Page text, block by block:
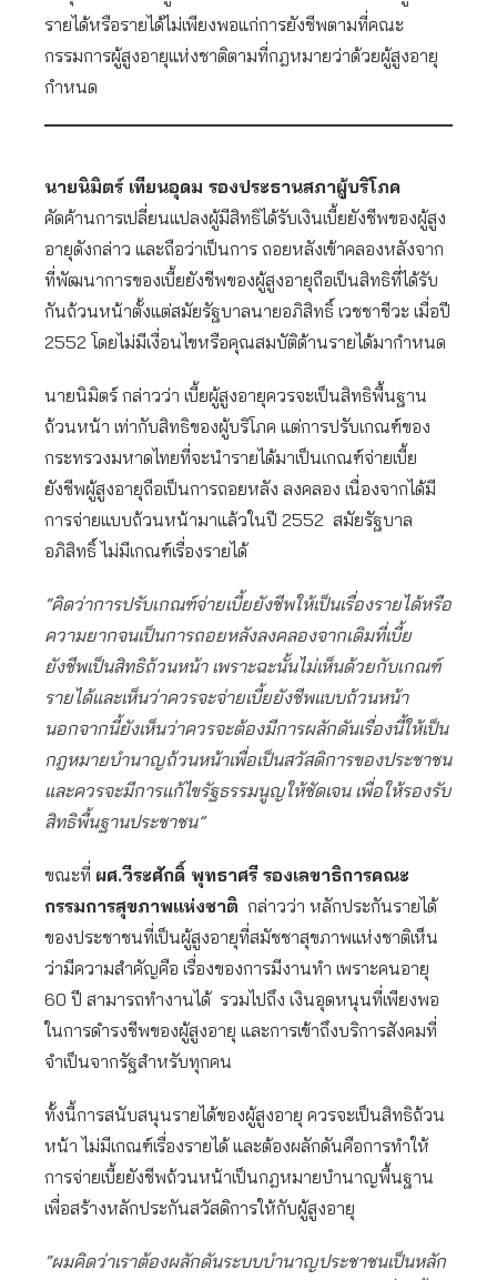
รายได้หรือรายได้ไม่เพียงพอแก่การยังชีพตามที่คณะ
กรรมการผู้สูงอายุแห่งชาติตามที่กฎหมายว่าด้วยผู้สูงอายุ
กำหนด
นายนิมิตร์ เทียนอุดม รองประธานสภาผู้บริโภค
คัดค้านการเปลี่ยนแปลงผู้มีสิทธิได้รับเงินเบี้ยยังชีพของผู้สูง
อายุดังกล่าว และถือว่าเป็นการ ถอยหลังเข้าคลองหลังจาก
ที่พัฒนาการของเบี้ยยังชีพของผู้สูงอายุถือเป็นสิทธิที่ได้รับ
กันถ้วนหน้าตั้งแต่สมัยรัฐบาลนายอภิสิทธิ์ เวชชาชีวะ เมื่อปี
2552 โดยไม่มีเงื่อนไขหรือคุณสมบัติด้านรายได้มากำหนด
นายนิมิตร์ กล่าวว่า เบี้ยผู้สูงอายุควรจะเป็นสิทธิพื้นฐาน
ถ้วนหน้า เท่ากับสิทธิของผู้บริโภค แต่การปรับเกณฑ์ของ
กระทรวงมหาดไทยที่จะนำรายได้มาเป็นเกณฑ์จ่ายเบี้ย
ยังชีพผู้สูงอายุถือเป็นการถอยหลัง ลงคลอง เนื่องจากได้มี
การจ่ายแบบถ้วนหน้ามาแล้วในปี 2552 สมัยรัฐบาล
อภิสิทธิ์ ไม่มีเกณฑ์เรื่องรายได้
“คิดว่าการปรับเกณฑ์จ่ายเบี้ยยังชีพให้เป็นเรื่องรายได้หรือ
ความยากจนเป็นการถอยหลังลงคลองจากเดิมที่เบี้ย
ยังชีพเป็นสิทธิถ้วนหน้า เพราะฉะนั้นไม่เห็นด้วยกับเกณฑ์
รายได้และเห็นว่าควรจะจ่ายเบี้ยยังชีพแบบถ้วนหน้า
นอกจากนี้ยังเห็นว่าควรจะต้องมีการผลักดันเรื่องนี้ให้เป็น
กฎหมายบำนาญถ้วนหน้าเพื่อเป็นสวัสดิการของประชาชน
และควรจะมีการแก้ไขรัฐธรรมนูญให้ชัดเจน เพื่อให้รองรับ
สิทธิพื้นฐานประชาชน”
ขณะที่ ผศ.วีระศักดิ์ พุทธาศรี รองเลขาธิการคณะ
กรรมการสุขภาพแห่งชาติ กล่าวว่า หลักประกันรายได้
ของประชาชนที่เป็นผู้สูงอายุที่สมัชชาสุขภาพแห่งชาติเห็น
ว่ามีความสำคัญคือ เรื่องของการมีงานทำ เพราะคนอายุ
60 ปี สามารถทำงานได้ รวมไปถึง เงินอุดหนุนที่เพียงพอ
ในการดำรงชีพของผู้สูงอายุ และการเข้าถึงบริการสังคมที่
จำเป็นจากรัฐสำหรับทุกคน
ทั้งนี้การสนับสนุนรายได้ของผู้สูงอายุ ควรจะเป็นสิทธิถ้วน
หน้า ไม่มีเกณฑ์เรื่องรายได้ และต้องผลักดันคือการทำให้
การจ่ายเบี้ยยังชีพถ้วนหน้าเป็นกฎหมายบำนาญพื้นฐาน
เพื่อสร้างหลักประกันสวัสดิการให้กับผู้สูงอายุ
“ผมคิดว่าเราต้องผลักดันระบบบำนาญประชาชนเป็นหลัก